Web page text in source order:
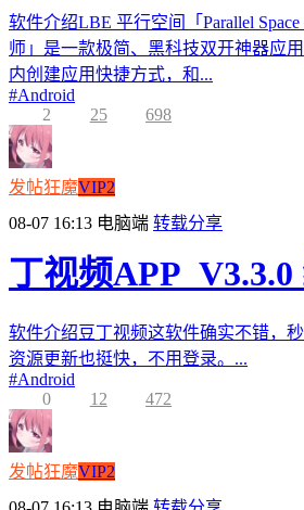
软件介绍LBE 平行空间「Parallel
师」是一款极简、黑科技双开神器应
内创建应用快捷方式，和...
#Android
2
25 698
发帖狂魔VIP2
08-07 16:13 电脑端 转载分享
丁视频
软件介绍豆丁视频这软件确实不错，
资源更新也挺快，不用登录。...
#Android
0
12 472
发帖狂魔VIP2